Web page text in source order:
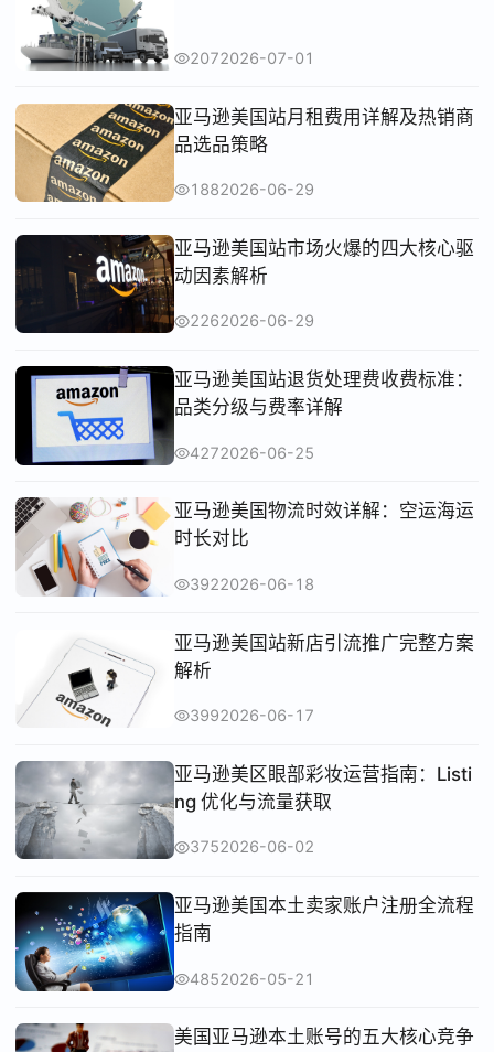
2072026-07-01
亚马逊美国站月租费用详解及热销商
品选品策略
1882026-06-29
亚马逊美国站市场火爆的四大核心驱
动因素解析
2262026-06-29
亚马逊美国站退货处理费收费标准：
品类分级与费率详解
4272026-06-25
亚马逊美国物流时效详解：空运海运
时长对比
3922026-06-18
亚马逊美国站新店引流推广完整方案
解析
3992026-06-17
亚马逊美区眼部彩妆运营指南：Listi
ng 优化与流量获取
3752026-06-02
亚马逊美国本土卖家账户注册全流程
指南
4852026-05-21
美国亚马逊本土账号的五大核心竞争